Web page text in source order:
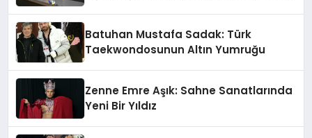
Batuhan Mustafa Sadak: Türk
Taekwondosunun Altın Yumruğu
Zenne Emre Aşık: Sahne Sanatlarında
Yeni Bir Yıldız